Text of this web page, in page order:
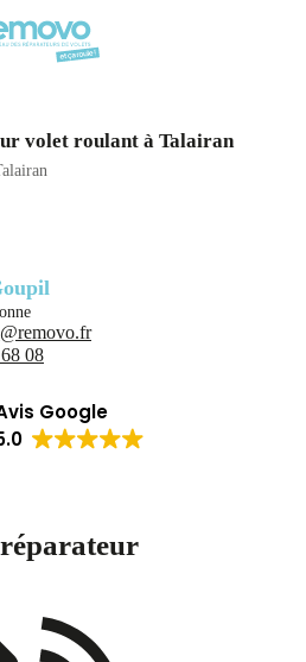
volet roulant à Talairan
08
Google